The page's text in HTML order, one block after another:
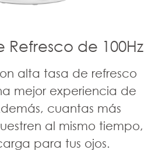
Refresco de 100Hz
alta tasa de refresco
mejor experiencia de
cuantas más
al mismo tiempo,
para tus ojos.